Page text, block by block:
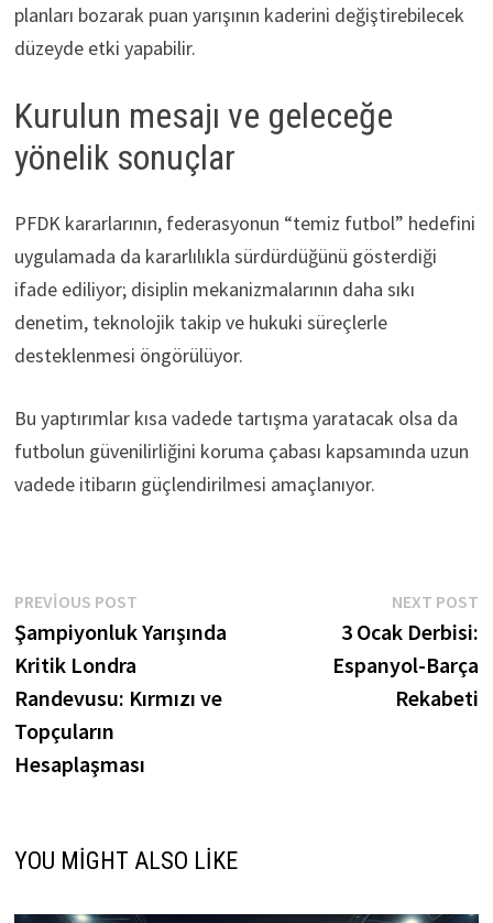
planları bozarak puan yarışının kaderini değiştirebilecek
düzeyde etki yapabilir.
Kurulun mesajı ve geleceğe
yönelik sonuçlar
PFDK kararlarının, federasyonun “temiz futbol” hedefini
uygulamada da kararlılıkla sürdürdüğünü gösterdiği
ifade ediliyor; disiplin mekanizmalarının daha sıkı
denetim, teknolojik takip ve hukuki süreçlerle
desteklenmesi öngörülüyor.
Bu yaptırımlar kısa vadede tartışma yaratacak olsa da
futbolun güvenilirliğini koruma çabası kapsamında uzun
vadede itibarın güçlendirilmesi amaçlanıyor.
Yazı
gezinmesi
PREVIOUS POSTPrevious
post:
Şampiyonluk Yarışında
Kritik Londra
Randevusu: Kırmızı ve
Topçuların
Hesaplaşması
NEXT POST
3 Ocak Derbisi:
Espanyol-Barça
Rekabeti
YOU MIGHT ALSO LIKE